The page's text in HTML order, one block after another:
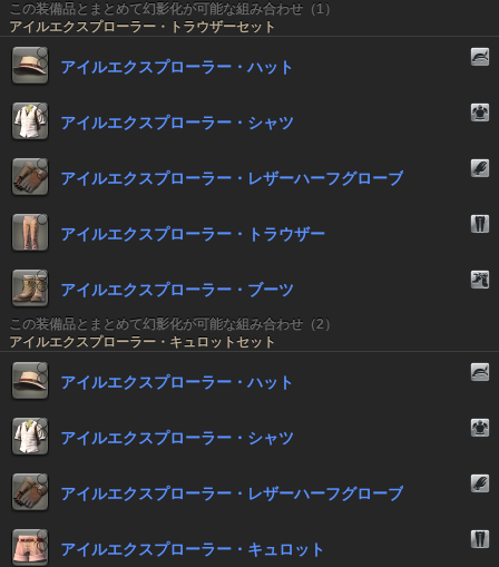
この装備品とまとめて幻影化が可能な組み合わせ（1）
アイルエクスプローラー・トラウザーセット
アイルエクスプローラー・ハット
アイルエクスプローラー・シャツ
アイルエクスプローラー・レザーハーフグローブ
アイルエクスプローラー・トラウザー
アイルエクスプローラー・ブーツ
この装備品とまとめて幻影化が可能な組み合わせ（2）
アイルエクスプローラー・キュロットセット
アイルエクスプローラー・ハット
アイルエクスプローラー・シャツ
アイルエクスプローラー・レザーハーフグローブ
アイルエクスプローラー・キュロット